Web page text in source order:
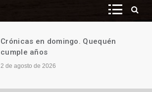
Crónicas en domingo. Quequén
cumple años
2 de agosto de 2026